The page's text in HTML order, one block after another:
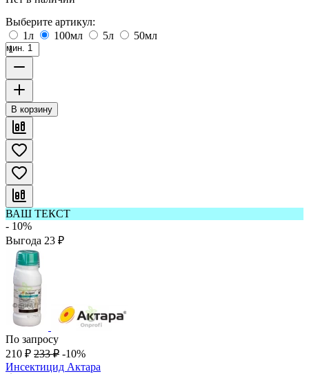
Выберите артикул:
1л
100мл 5л 50мл
мин. 1
В корзину
ВАШ ТЕКСТ
- 10%
Выгода 23 ₽
По запросу
210 ₽ 233 ₽ -10%
Инсектицид Актара